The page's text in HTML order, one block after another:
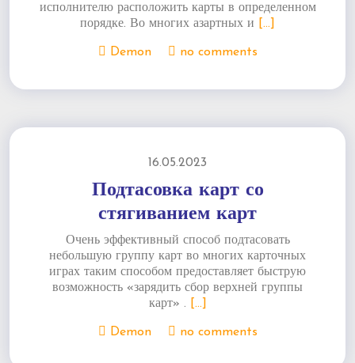
исполнителю расположить карты в определенном
порядке. Во многих азартных и
[...]
Demon no comments
16.05.2023
Подтасовка карт со
стягиванием карт
Очень эффективный способ подтасовать
небольшую группу карт во многих карточных
играх таким способом предоставляет быструю
возможность «зарядить сбор верхней группы
карт» .
[...]
Demon no comments